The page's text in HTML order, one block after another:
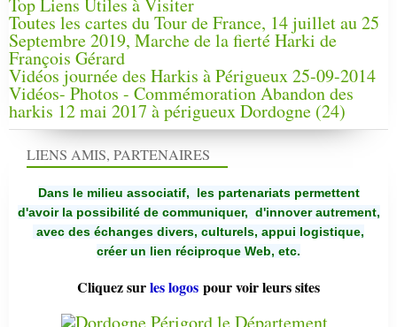
Toutes les cartes du Tour de France, 14 juillet au 25
Septembre 2019, Marche de la fierté Harki de
François Gérard
Vidéos journée des Harkis à Périgueux 25-09-2014
Vidéos- Photos - Commémoration Abandon des
harkis 12 mai 2017 à périgueux Dordogne (24)
LIENS AMIS, PARTENAIRES
Dans le milieu associatif, les partenariats permettent
d'avoir la possibilité de communiquer, d'innover autrement,
avec des échanges divers, culturels, appui logistique,
créer un lien réciproque Web, etc.
Cliquez surles logos pour voir leurs sites